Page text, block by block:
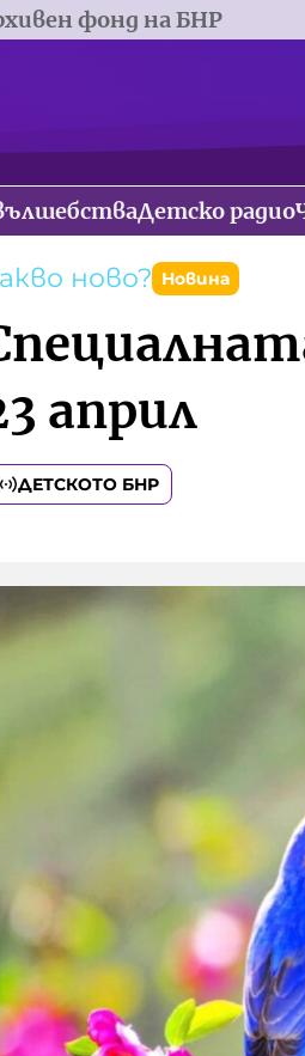
фонд на БНР
Детско радио
ново? Новина
април
ДЕТСКОТО БНР